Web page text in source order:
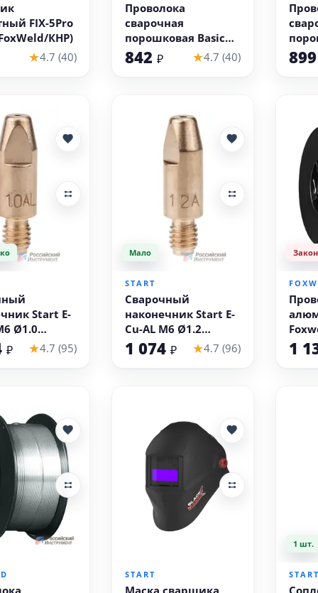
FIX-5Pro
КНР)
★4.7 (40)
Проволока
сварочная
порошковая Basic
E71T-GS д.1,0 (1кг)
START STB7110
842 ₽ ★4.7 (40)
корзину
Start E-
Ø1.0
₽ ★4.7 (95)
Мало В корзину
START
Сварочный
наконечник Start E-
Cu-AL M6 Ø1.2
конический
(алюминиевая
1 074 ₽ ★4.7 (96)
0.8
1
В корзину
START
Маска сварщика
1 шт.
START